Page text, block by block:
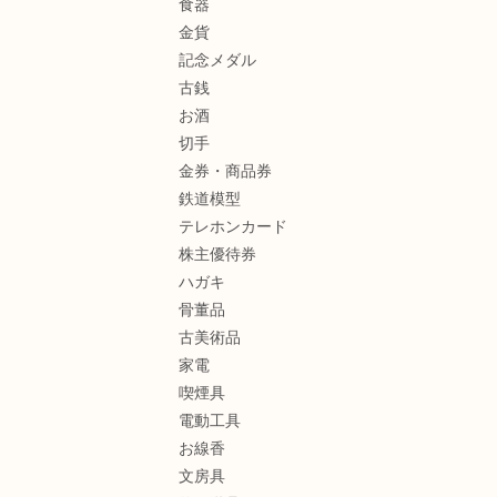
金貨
記念メダル
古銭
お酒
切手
金券・商品券
鉄道模型
テレホンカード
株主優待券
ハガキ
骨董品
古美術品
家電
喫煙具
電動工具
お線香
文房具